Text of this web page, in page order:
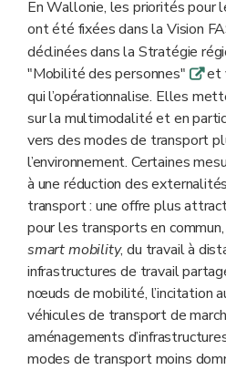
d’électricité pour les véhicules
En Wallonie, les priorités pour
ont été fixées dans la Vision
déclinées dans la Stratégie
"Mobilité des personnes" qet
qui l’opérationnalise. Elles
sur la multimodalité et en
vers des modes de transport
l’environnement. Certaines
à une réduction des
transport : une offre plus
pour les transports en
smart mobility, du travail à
infrastructures de travail
nœuds de mobilité, l’incitation
véhicules de transport de
aménagements
modes de transport moins